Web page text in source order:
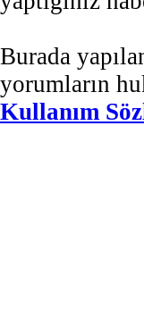
Burada
yorumların
Kullanım